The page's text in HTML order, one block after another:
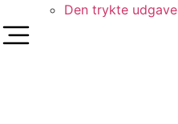
Den trykte udgave